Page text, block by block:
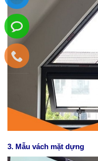
3. Mẫu vách mặt dựng